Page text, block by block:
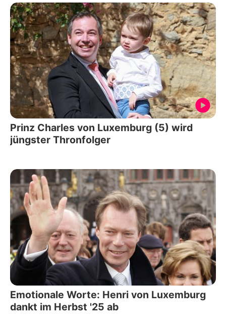
Prinz Charles von Luxemburg (5) wird
jüngster Thronfolger
Emotionale Worte: Henri von Luxemburg
dankt im Herbst '25 ab